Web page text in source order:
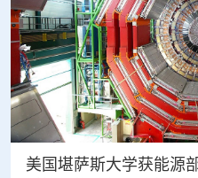
美国堪萨斯大学获能源